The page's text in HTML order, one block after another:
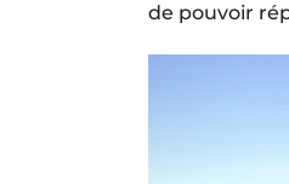
de pouvoir